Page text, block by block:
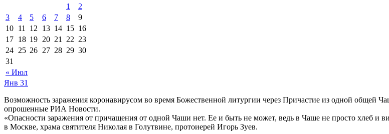
« Июл
1
2
3
4 5 6 7 8
9
10 11 12 13 14 15 16
17 18 19 20 21 22 23
24 25 26 27 28 29 30
31
Янв 31
Возможность заражения коронавирусом во время Божественной литургии через Причастие из одной общей
опрошенные РИА Новости.
«Опасности заражения от причащения от одной Чаши нет. Ее и быть не может, ведь в Чаше не просто хлеб и
в Москве, храма святителя Николая в Голутвине, протоиерей Игорь Зуев.